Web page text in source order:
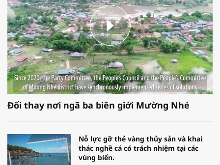
Đổi thay nơi ngã ba biên giới Mường Nhé
Nỗ lực gỡ thẻ vàng thủy sản và khai
thác nghề cá có trách nhiệm tại các
vùng biển.